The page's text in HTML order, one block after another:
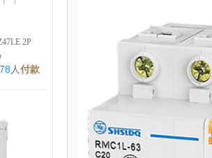
2P
78 人付款